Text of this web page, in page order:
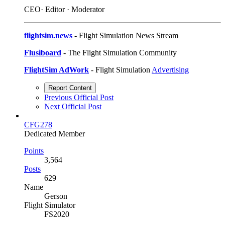
CEO· Editor · Moderator
flightsim.news - Flight Simulation News Stream
Flusiboard - The Flight Simulation Community
FlightSim AdWork - Flight Simulation Advertising
Report Content
Previous Official Post
Next Official Post
CFG278
Dedicated Member
Points
3,564
Posts
629
Name
Gerson
Flight Simulator
FS2020